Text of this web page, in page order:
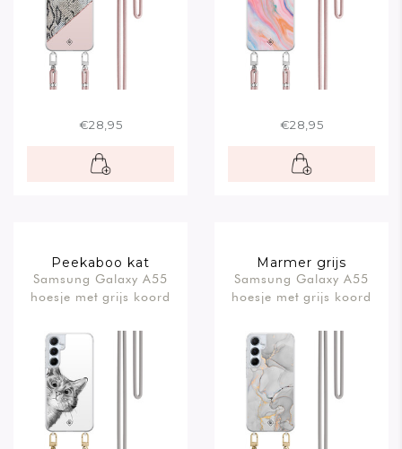
€28,95 €28,95
Peekaboo kat
Samsung Galaxy A55
hoesje met grijs koord
Marmer grijs
Samsung Galaxy A55
hoesje met grijs koord